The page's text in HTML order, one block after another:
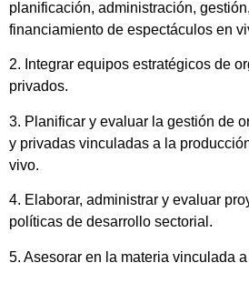
planificación, administración,
financiamiento de espectáculos en
2. Integrar equipos estratégicos de
privados.
3. Planificar y evaluar la gestión de
y privadas vinculadas a la
vivo.
4. Elaborar, administrar y evaluar
políticas de desarrollo sectorial.
5. Asesorar en la materia vinculada